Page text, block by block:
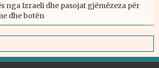
nga Izraeli dhe pasojat gjëmëzeza për
dhe botën